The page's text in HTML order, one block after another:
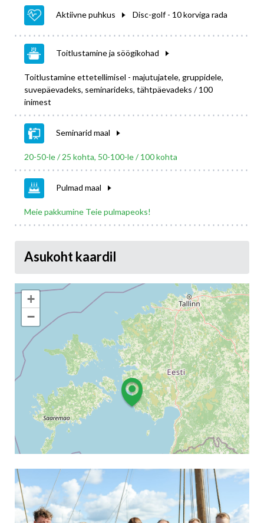
Aktiivne puhkus Disc-golf - 10 korviga rada
Toitlustamine ja söögikohad
Toitlustamine ettetellimisel - majutujatele, gruppidele,
suvepäevadeks, seminarideks, tähtpäevadeks / 100
inimest
Seminarid maal
20-50-le / 25 kohta, 50-100-le / 100 kohta
Pulmad maal
Meie pakkumine Teie pulmapeoks!
Asukoht kaardil
+
−
Leaflet